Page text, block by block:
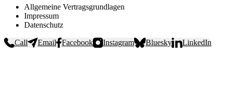
Allgemeine Vertragsgrundlagen
Impressum
Datenschutz
Call Email Facebook Instagram Bluesky LinkedIn